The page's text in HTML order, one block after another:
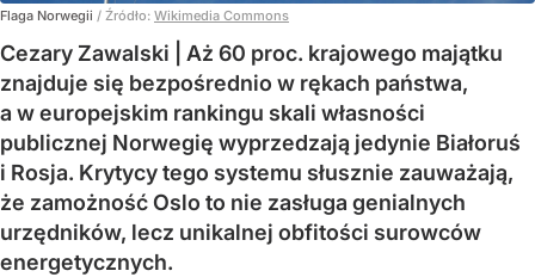
Flaga Norwegii / Źródło: Wikimedia Commons
Cezary Zawalski | Aż 60 proc. krajowego majątku
znajduje się bezpośrednio w rękach państwa,
a w europejskim rankingu skali własności
publicznej Norwegię wyprzedzają jedynie Białoruś
i Rosja. Krytycy tego systemu słusznie zauważają,
że zamożność Oslo to nie zasługa genialnych
urzędników, lecz unikalnej obfitości surowców
energetycznych.